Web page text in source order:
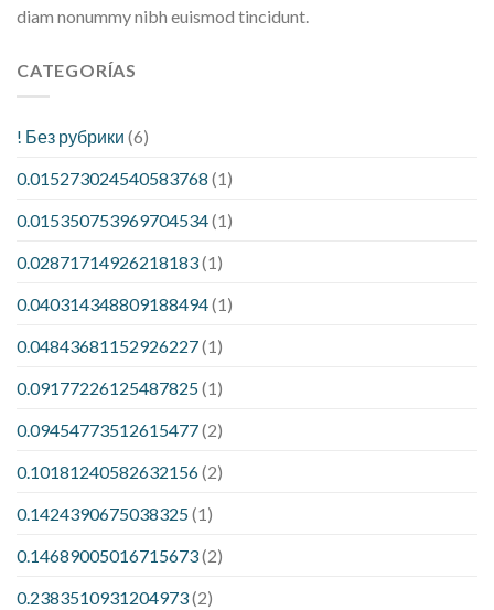
diam nonummy nibh euismod tincidunt.
CATEGORÍAS
! Без рубрики (6)
0.015273024540583768 (1)
0.015350753969704534(1)
0.02871714926218183(1)
0.040314348809188494(1)
0.04843681152926227(1)
0.09177226125487825(1)
0.09454773512615477(2)
0.10181240582632156(2)
0.1424390675038325(1)
0.14689005016715673(2)
0.2383510931204973(2)